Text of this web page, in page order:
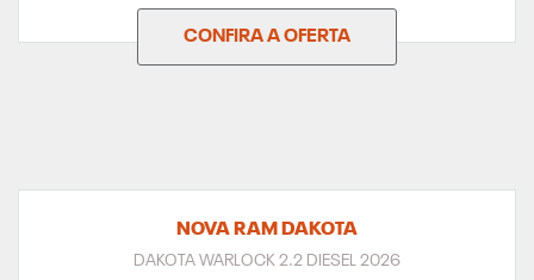
CONFIRA A OFERTA
NOVA RAM DAKOTA
DAKOTA WARLOCK 2.2 DIESEL 2026